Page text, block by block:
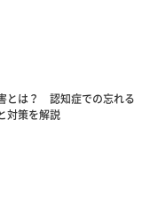
とは？ 認知症での忘れる
策を解説